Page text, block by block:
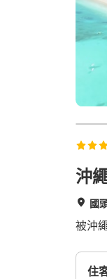
c
h
沖
國
被沖
住